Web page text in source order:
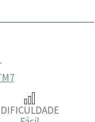
u
DIFICULDADE